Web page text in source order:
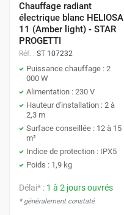
Chauffage radiant
électrique blanc HELIOSA
11 (Amber light) - STAR
PROGETTI
Réf. : ST 107232
Puissance chauffage : 2
000 W
Alimentation : 230 V
Hauteur d'installation : 2 à
2,3 m
Surface conseillée : 12 à 15
m²
Indice de protection : IPX5
Poids : 1,9 kg
Délai* : 1 à 2 jours ouvrés
* généralement constaté